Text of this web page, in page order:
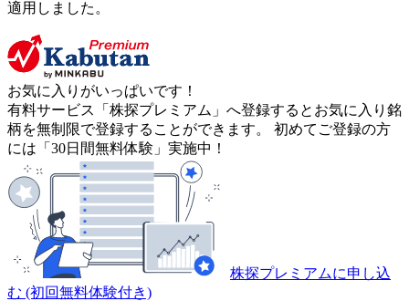
適用しました。
お気に入りがいっぱいです！
有料サービス「株探プレミアム」へ登録するとお気に入り銘
柄を無制限で登録することができます。 初めてご登録の方
には「30日間無料体験」実施中！
株探プレミアムに申し込
む (初回無料体験付き)